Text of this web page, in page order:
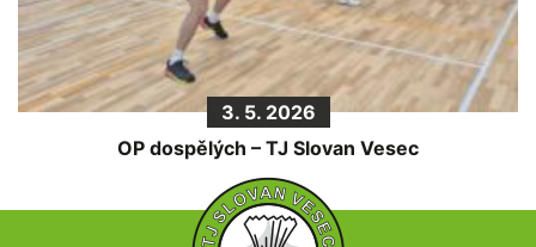
3. 5. 2026
OP dospělých – TJ Slovan Vesec